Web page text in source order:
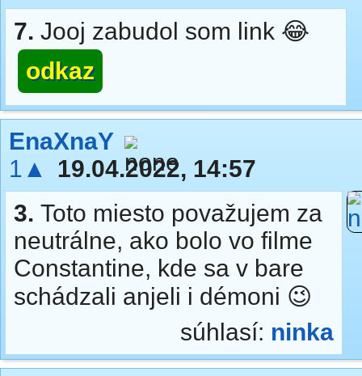
7. Jooj zabudol som link 😂
odkaz
EnaXnaY
1▲
19.04.2022, 14:57
3. Toto miesto považujem za
neutrálne, ako bolo vo filme
Constantine, kde sa v bare
schádzali anjeli i démoni 😉
súhlasí: ninka